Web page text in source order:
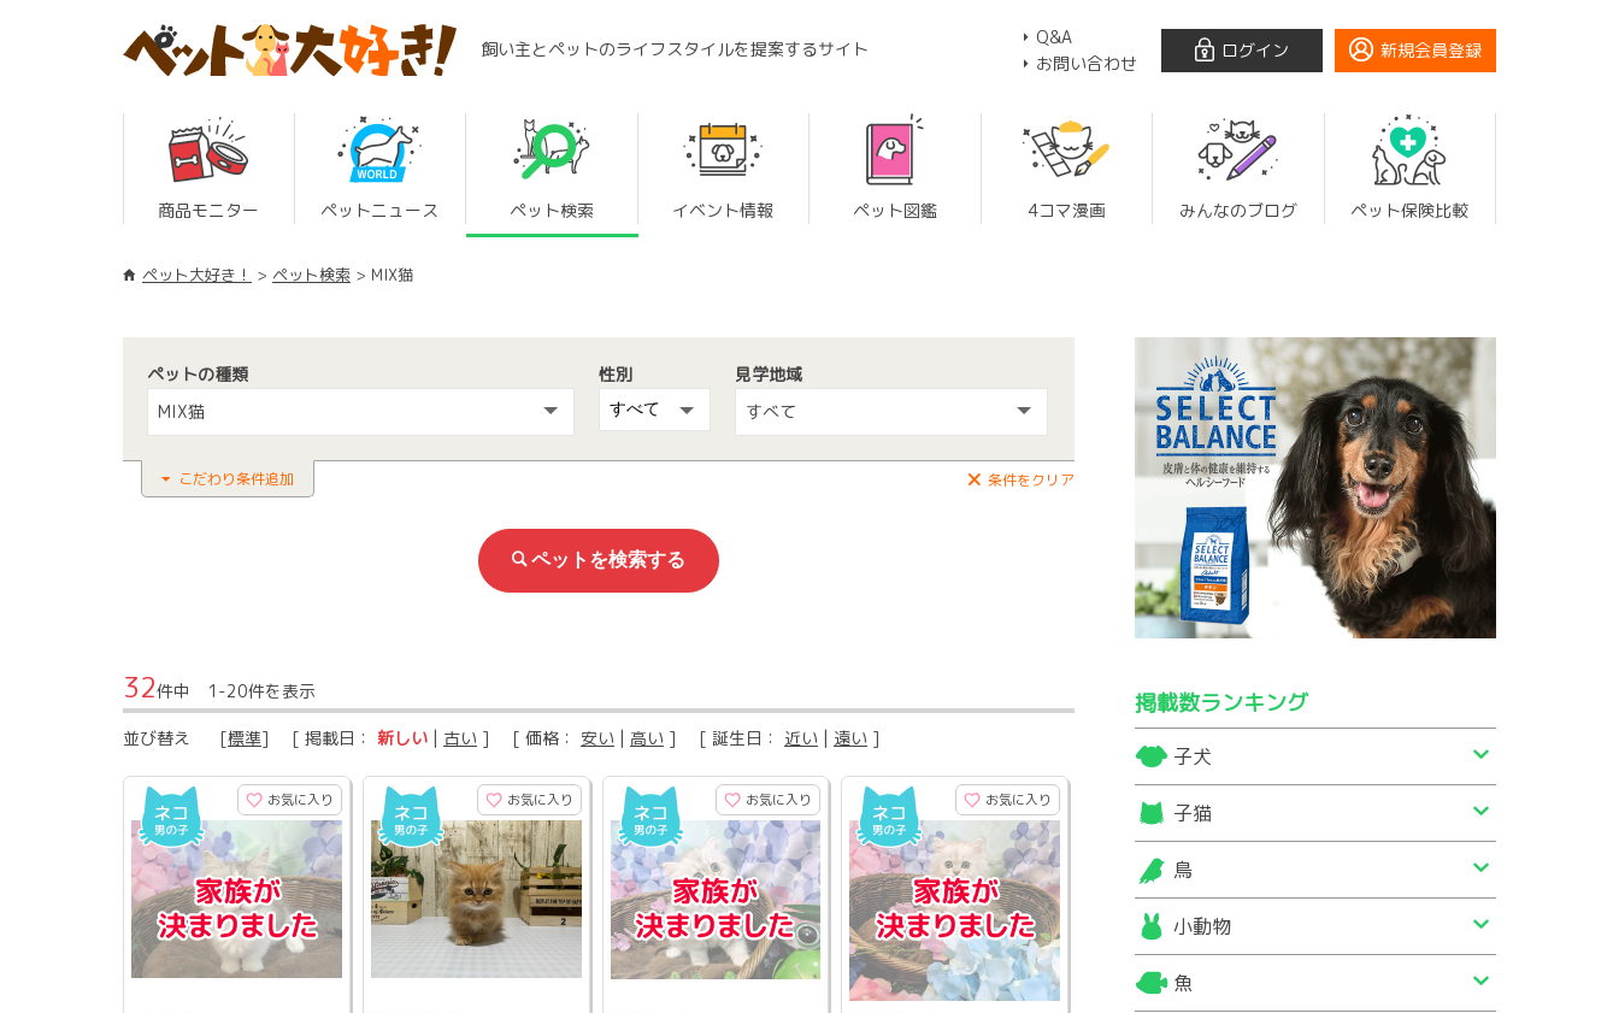
飼い主とペットのライフスタイルを提案するサイト
Q&A
お問い合わせ
ログイン 新規会員登録
商品モニター ペットニュース ペット検索 イベント情報 ペット図鑑 4コマ漫画 みんなのブログ ペット保険比較
ペット大好き！ ペット検索 MIX猫
ペットの種類
MIX猫
性別
見学地域
すべて
こだわり条件追加 条件をクリア
32件中 1-20件を表示
並び替え [標準] [ 掲載日： 新しい | 古い ] [ 価格： 安い | 高い ] [ 誕生日： 近い | 遠い ]
お気に入り お気に入り お気に入り お気に入り
掲載数ランキング
子犬
子猫
鳥
小動物
魚